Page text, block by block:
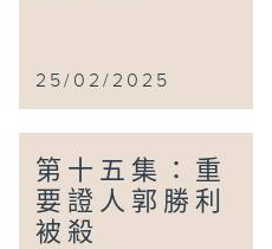
25/02/2025
第十五集：重
要證人郭勝利
被殺